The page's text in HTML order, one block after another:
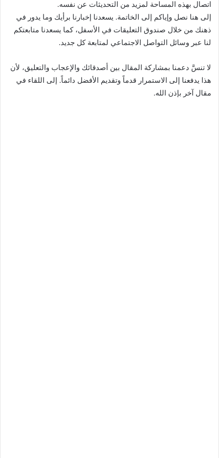
اتصال بهذه المساحة لمزيد من التحديثات عن نفسه.
إلى هنا نصل وإياكم إلى الخاتمة. يسعدنا إخبارنا برأيك وما يدور في
ذهنك من خلال صندوق التعليقات في الأسفل، كما يسعدنا متابعتكم
لنا عبر وسائل التواصل الاجتماعي لمتابعة كل جديد.
لا تنسَّ دعمنا بمشاركة المقال بين أصدقائك والإعجاب والتعليق، لأن
هذا يدفعنا إلى الاستمرار قدماً وتقديم الأفضل دائماً. إلى اللقاء في
مقال آخر بإذن الله.